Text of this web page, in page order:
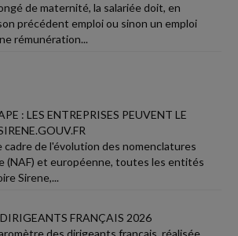
de maternité, la salariée doit, en
précédent emploi ou sinon un emploi
rémunération...
: LES ENTREPRISES PEUVENT LE
cadre de l'évolution des nomenclatures
(NAF) et européenne, toutes les entités
Sirene,...
FRANÇAIS 2026
des dirigeants français, réalisée